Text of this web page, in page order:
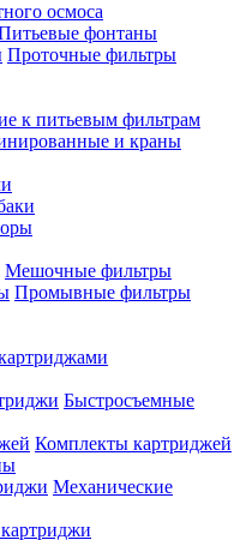
осмоса
фонтаны
Проточные фильтры
к питьевым фильтрам
и краны
Мешочные фильтры
Промывные фильтры
Быстросъемные
Комплекты картриджей
Механические